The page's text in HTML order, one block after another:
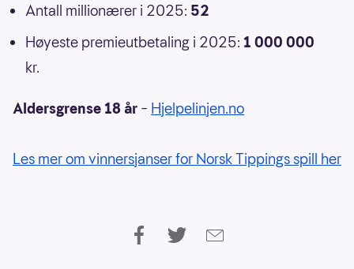
Antall millionærer i 2025: 52
Høyeste premieutbetaling i 2025: 1 000 000
kr.
Aldersgrense 18 år – Hjelpelinjen.no
Les mer om vinnersjanser for Norsk Tippings spill her